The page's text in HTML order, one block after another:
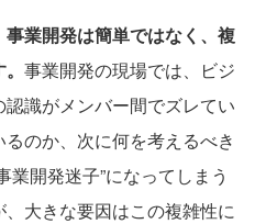
業開発は簡単ではなく、複
事業開発の現場では、ビジ
識がメンバー間でズレてい
のか、次に何を考えるべき
業開発迷子”になってしまう
大きな要因はこの複雑性に